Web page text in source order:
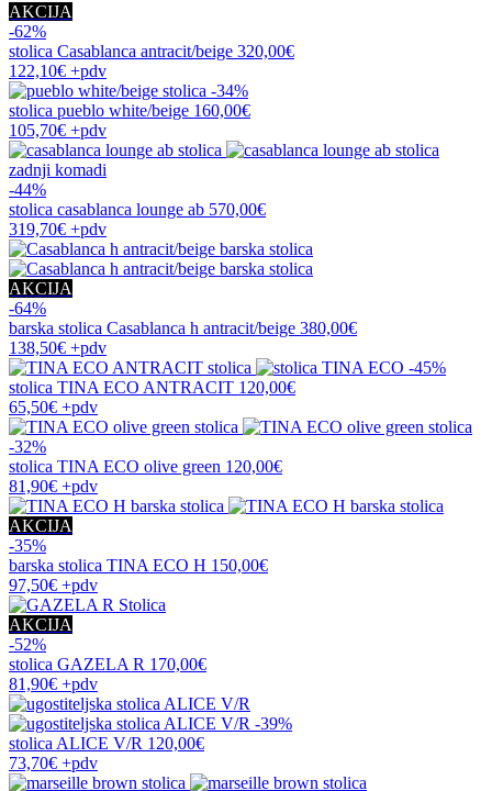
AKCIJA
-62%
stolica Casablanca antracit/beige 320,00€
122,10€ +pdv
-34%
stolica pueblo white/beige 160,00€
105,70€ +pdv
zadnji komadi
-44%
stolica casablanca lounge ab 570,00€
319,70€ +pdv
AKCIJA
-64%
barska stolica Casablanca h antracit/beige 380,00€
138,50€ +pdv
-45%
stolica TINA ECO ANTRACIT 120,00€
65,50€ +pdv
-32%
stolica TINA ECO olive green 120,00€
81,90€ +pdv
AKCIJA
-35%
barska stolica TINA ECO H 150,00€
97,50€ +pdv
AKCIJA
-52%
stolica GAZELA R 170,00€
81,90€ +pdv
-39%
stolica ALICE V/R 120,00€
73,70€ +pdv